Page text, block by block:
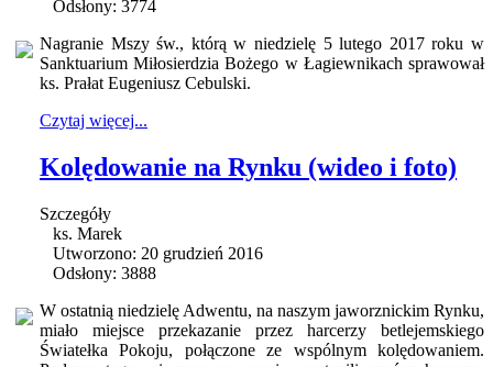
Odsłony: 3774
Nagranie Mszy św., którą w niedzielę 5 lutego 2017 roku w
Sanktuarium Miłosierdzia Bożego w Łagiewnikach sprawował
ks. Prałat Eugeniusz Cebulski.
Czytaj więcej...
Kolędowanie na Rynku (wideo i foto)
Szczegóły
ks. Marek
Utworzono: 20 grudzień 2016
Odsłony: 3888
W ostatnią niedzielę Adwentu, na naszym jaworznickim Rynku,
miało miejsce przekazanie przez harcerzy betlejemskiego
Światełka Pokoju, połączone ze wspólnym kolędowaniem.